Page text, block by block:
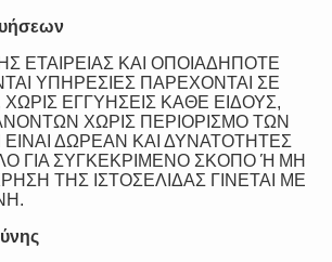
ΕΤΑΙΡΕΙΑΣ ΚΑΙ ΟΠΟΙΑΔΗΠΟΤΕ
ΥΠΗΡΕΣΙΕΣ ΠΑΡΕΧΟΝΤΑΙ ΣΕ
ΕΓΓΥΗΣΕΙΣ ΚΑΘΕ ΕΙΔΟΥΣ,
ΧΩΡΙΣ ΠΕΡΙΟΡΙΣΜΟ ΤΩΝ
ΔΩΡΕΑΝ ΚΑΙ ΔΥΝΑΤΟΤΗΤΕΣ
ΓΙΑ ΣΥΓΚΕΚΡΙΜΕΝΟ ΣΚΟΠΟ Ή ΜΗ
ΤΗΣ ΙΣΤΟΣΕΛΙΔΑΣ ΓΙΝΕΤΑΙ ΜΕ